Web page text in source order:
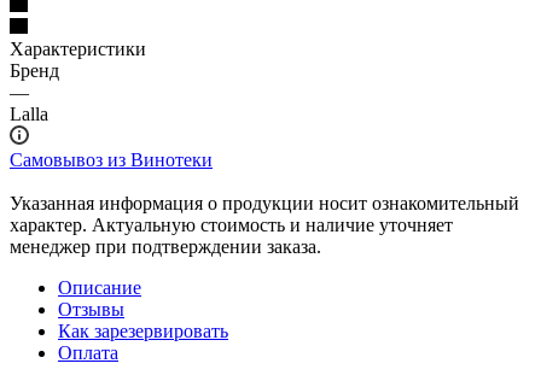
Характеристики
Бренд
—
Lalla
Самовывоз из Винотеки
Указанная информация о продукции носит ознакомительный
характер. Актуальную стоимость и наличие уточняет
менеджер при подтверждении заказа.
Описание
Отзывы
Как зарезервировать
Оплата